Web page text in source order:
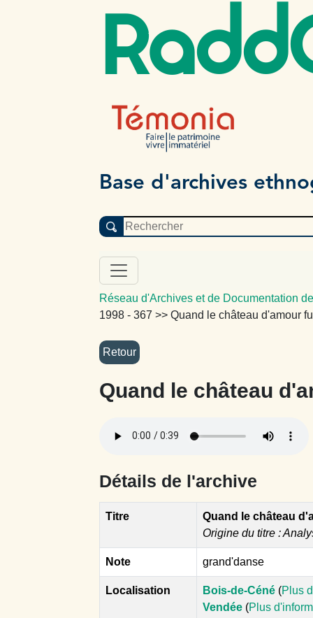
Base d'archives
Réseau d'Archives et de Documentation
1998 - 367 >> Quand le château d'amour
Quand le château
Détails de l'archive
Titre
Quand le château
Origine du titre :
Note grand'danse
Localisation Bois-de-Céné (Plus
Vendée (Plus